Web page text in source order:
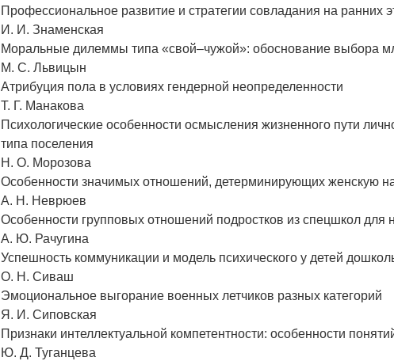
Профессиональное развитие и стратегии совладания на ранних
И. И. Знаменская
Моральные дилеммы типа «свой–чужой»: обоснование выбора
М. С. Львицын
Атрибуция пола в условиях гендерной неопределенности
Т. Г. Манакова
Психологические особенности осмысления жизненного пути
типа поселения
Н. О. Морозова
Особенности значимых отношений, детерминирующих женскую
А. Н. Неврюев
Особенности групповых отношений подростков из спецшкол
А. Ю. Рачугина
Успешность коммуникации и модель психического у детей
О. Н. Сиваш
Эмоциональное выгорание военных летчиков разных категорий
Я. И. Сиповская
Признаки интеллектуальной компетентности: особенности
Ю. Д. Туганцева